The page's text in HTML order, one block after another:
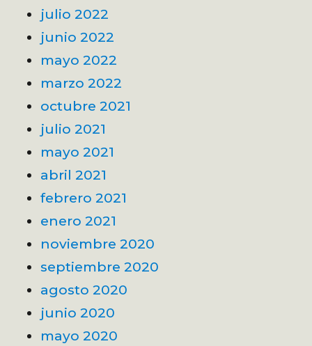
julio 2022
junio 2022
mayo 2022
marzo 2022
octubre 2021
julio 2021
mayo 2021
abril 2021
febrero 2021
enero 2021
noviembre 2020
septiembre 2020
agosto 2020
junio 2020
mayo 2020